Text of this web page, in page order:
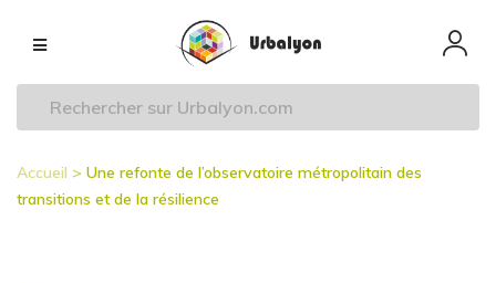
principal
Navigation
principale
Fil
Accueil
Une refonte de l’observatoire métropolitain des
transitions et de la résilience